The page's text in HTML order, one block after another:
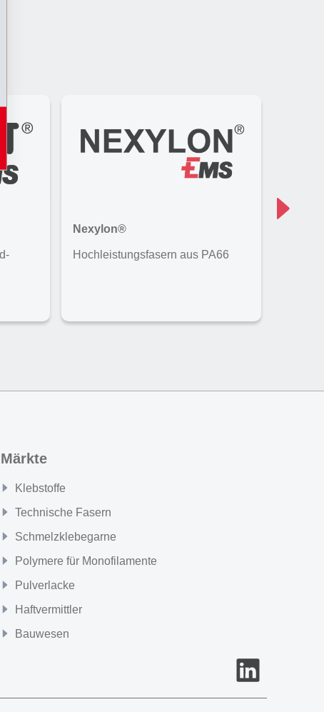
Nexylon®
Hochleistungsfasern aus PA66
Märkte
Klebstoffe
Technische Fasern
Schmelzklebegarne
Polymere für Monofilamente
Pulverlacke
Haftvermittler
Bauwesen